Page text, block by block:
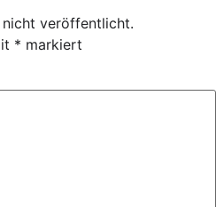
veröffentlicht.
* markiert